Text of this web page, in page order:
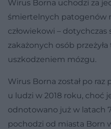
Wirus Borna uchodzi za
śmiertelnych patogenów
człowiekowi –
zakażonych osób
uszkodzeniem mózgu.
Wirus Borna został po
u ludzi w 2018 roku, choć
odnotowano już w latach
pochodzi od miasta Born